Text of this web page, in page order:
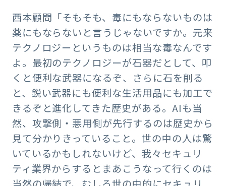
西本顧問「そもそも、毒にもならないものは
薬にもならないと言うじゃないですか。元来
テクノロジーというものは相当な毒なんです
よ。最初のテクノロジーが石器だとして、叩
くと便利な武器になるぞ、さらに石を削る
と、鋭い武器にも便利な生活用品にも加工で
きるぞと進化してきた歴史がある。AIも当
然、攻撃側・悪用側が先行するのは歴史から
見て分かりきっていること。世の中の人は驚
いているかもしれないけど、我々セキュリ
ティ業界からするとまあこうなって行くのは